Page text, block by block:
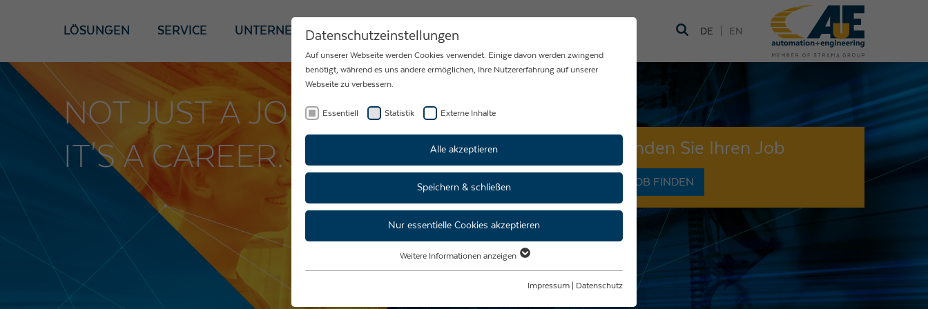
LÖSUNGEN SERVICE UNTERNEHMEN AKTUELLES KARRIERE DE EN
NOT JUST A JOB.
IT'S A CAREER.
Finden Sie Ihren Job
JOB FINDEN
Datenschutzeinstellungen
Auf unserer Webseite werden Cookies verwendet. Einige davon werden zwingend
benötigt, während es uns andere ermöglichen, Ihre Nutzererfahrung auf unserer
Webseite zu verbessern.
Essentiell Statistik Externe Inhalte
Alle akzeptieren
Speichern & schließen
Nur essentielle Cookies akzeptieren
Essentielle Cookies werden für grundlegende Funktionen der Webseite benötigt.
Weitere Informationen anzeigen
Impressum Datenschutz